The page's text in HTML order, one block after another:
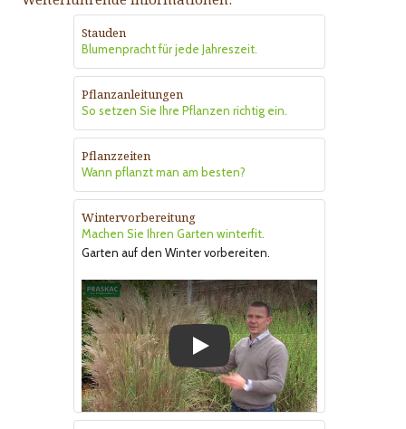
Stauden
Blumenpracht für jede Jahreszeit.
Pflanzanleitungen
So setzen Sie Ihre Pflanzen richtig ein.
Pflanzzeiten
Wann pflanzt man am besten?
Wintervorbereitung
Machen Sie Ihren Garten winterfit.
Garten auf den Winter vorbereiten.